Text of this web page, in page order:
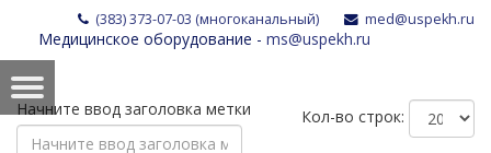
(383) 373-07-03 (многоканальный) med@uspekh.ru
Медицинское оборудование - ms@uspekh.ru
Начните ввод заголовка метки Кол-во строк: